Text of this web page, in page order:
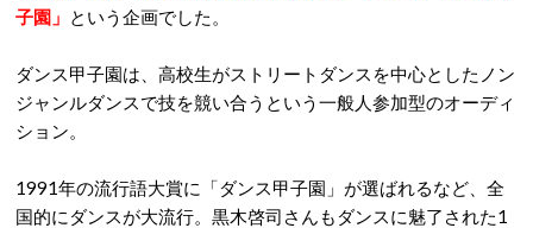
子園」 という企画でした。
ダンス甲子園は、高校生がストリートダンスを中心としたノン
ジャンルダンスで技を競い合うという一般人参加型のオーディ
ション。
1991年の流行語大賞に「ダンス甲子園」が選ばれるなど、全
国的にダンスが大流行。黒木啓司さんもダンスに魅了された1